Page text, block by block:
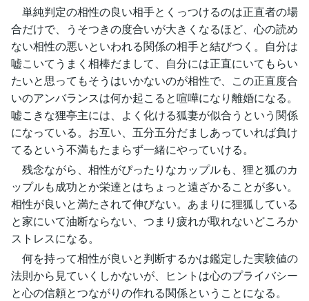
単純判定の相性の良い相手とくっつけるのは正直者の場
合だけで、うそつきの度合いが大きくなるほど、心の読め
ない相性の悪いといわれる関係の相手と結びつく。自分は
嘘こいてうまく相棒だまして、自分には正直にいてもらい
たいと思ってもそうはいかないのが相性で、この正直度合
いのアンバランスは何か起こると喧嘩になり離婚になる。
嘘こきな狸亭主には、よく化ける狐妻が似合うという関係
になっている。お互い、五分五分だましあっていれば負け
てるという不満もたまらず一緒にやっていける。
残念ながら、相性がぴったりなカップルも、狸と狐のカ
ップルも成功とか栄達とはちょっと遠ざかることが多い。
相性が良いと満たされて伸びない。あまりに狸狐している
と家にいて油断ならない、つまり疲れが取れないどころか
ストレスになる。
何を持って相性が良いと判断するかは鑑定した実験値の
法則から見ていくしかないが、ヒントは心のプライバシー
と心の信頼とつながりの作れる関係ということになる。